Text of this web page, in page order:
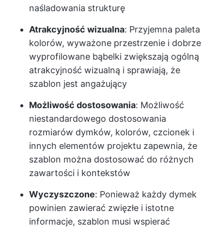
naśladowania strukturę
Atrakcyjność wizualna: Przyjemna paleta
kolorów, wyważone przestrzenie i dobrze
wyprofilowane bąbelki zwiększają ogólną
atrakcyjność wizualną i sprawiają, że
szablon jest angażujący
Możliwość dostosowania: Możliwość
niestandardowego dostosowania
rozmiarów dymków, kolorów, czcionek i
innych elementów projektu zapewnia, że
szablon można dostosować do różnych
zawartości i kontekstów
Wyczyszczone: Ponieważ każdy dymek
powinien zawierać zwięzłe i istotne
informacje, szablon musi wspierać